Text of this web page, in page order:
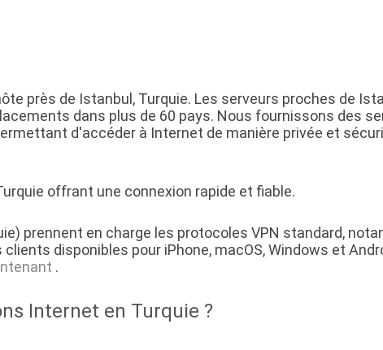
près de Istanbul, Turquie. Les serveurs proches de
dans plus de 60 pays. Nous fournissons des
d'accéder à Internet de manière privée et
offrant une connexion rapide et fiable.
prennent en charge les protocoles VPN standard,
clients disponibles pour iPhone, macOS, Windows et
.
Internet en Turquie ?